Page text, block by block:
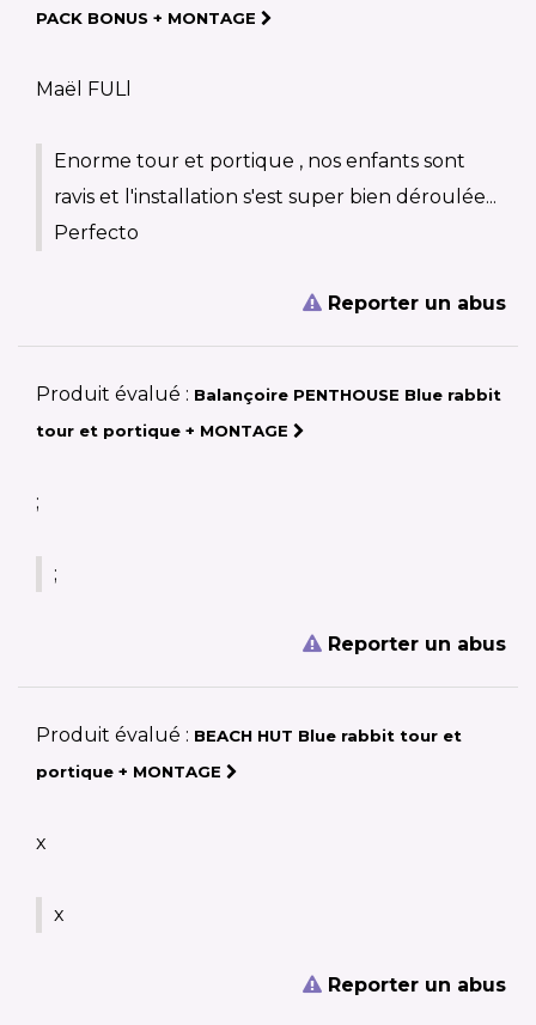
PACK BONUS + MONTAGE
Maël FULl
Enorme tour et portique , nos enfants sont
ravis et l'installation s'est super bien déroulée...
Perfecto
Reporter un abus
Produit évalué : Balançoire PENTHOUSE Blue rabbit
tour et portique + MONTAGE
;
;
Reporter un abus
Produit évalué : BEACH HUT Blue rabbit tour et
portique + MONTAGE
x
x
Reporter un abus